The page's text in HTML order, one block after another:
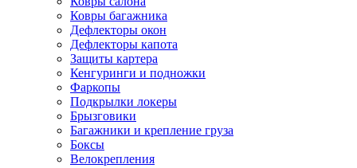
Ковры багажника
Дефлекторы окон
Дефлекторы капота
Защиты картера
Кенгуринги и подножки
Фаркопы
Подкрылки локеры
Брызговики
Багажники и крепление груза
Боксы
Велокрепления